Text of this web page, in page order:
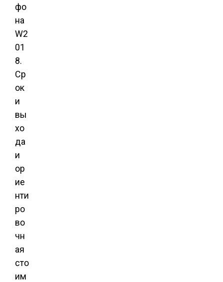
фо
на
W2
01
8.
Ср
ок
и
вы
хо
да
и
ор
ие
нти
ро
во
чн
ая
сто
им